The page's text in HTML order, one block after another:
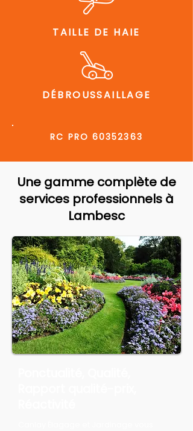
TAILLE DE HAIE
DÉBROUSSAILLAGE
RC PRO 60352363
Une gamme complète de
services professionnels à
Lambesc